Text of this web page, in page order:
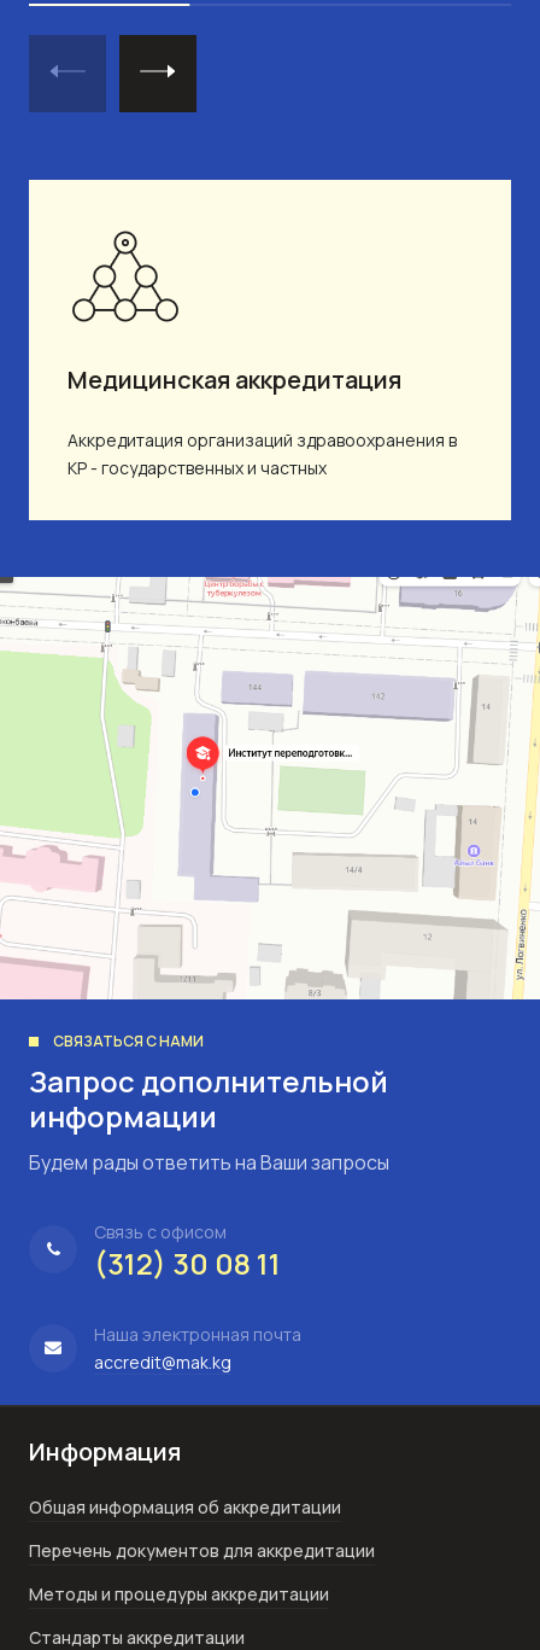
Медицинская аккредитация
Аккредитация организаций здравоохранения в
КР - государственных и частных
СВЯЗАТЬСЯ С НАМИ
Запрос дополнительной
информации
Будем рады ответить на Ваши запросы
Связь с офисом
(312) 30 08 11
Наша электронная почта
accredit@mak.kg
Информация
Общая информация об аккредитации
Перечень документов для аккредитации
Методы и процедуры аккредитации
Стандарты аккредитации